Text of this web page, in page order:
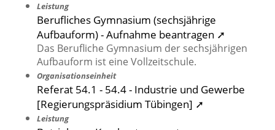
Leistung
Berufliches Gymnasium (sechsjährige
Aufbauform) - Aufnahme beantragen ➚
Das Berufliche Gymnasium der sechsjährigen
Aufbauform ist eine Vollzeitschule.
Organisationseinheit
Referat 54.1 - 54.4 - Industrie und Gewerbe
[Regierungspräsidium Tübingen] ➚
Leistung